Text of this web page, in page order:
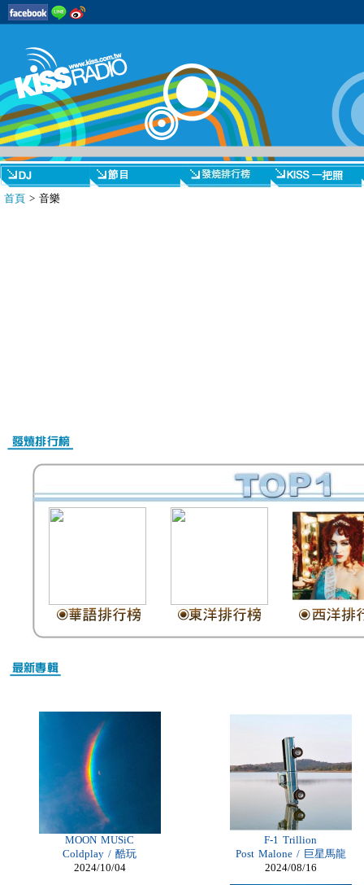
首頁 > 音樂
Christian Louboutin Schuhe Outlet
Nike Air Max Kaufen Schweiz
Billig Nike Air Max
Billiga Moncler Jacka
Longchamp Pas Cher
Billiga Nike Air Max
moncler online shop
cheap mbt shoes
moncler jas heren
billig adidas yeezy
longchamp outlet uk
Cheap Longchamp Bags
Christian Louboutin Homme pas cher
MOON MUSiC
Coldplay / 酷玩
2024/10/04
F-1 Trillion
Post Malone / 巨星馬龍
2024/08/16